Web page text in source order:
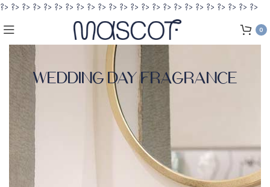
?> ?> ?> ?> ?> ?> ?> ?> ?> ?> ?> ?> ?> ?> ?> ?> ?> ?> ?> ?> ?> ?> ?> ?>
0
Wedding Day Fragrance